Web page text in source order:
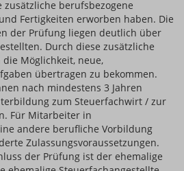
zusätzliche berufsbezogene
Fertigkeiten erworben haben. Die
der Prüfung liegen deutlich über
Durch diese zusätzliche
Möglichkeit, neue,
übertragen zu bekommen.
nach mindestens 3 Jahren
zum Steuerfachwirt / zur
Für Mitarbeiter in
andere berufliche Vorbildung
Zulassungsvoraussetzungen.
der Prüfung ist der ehemalige